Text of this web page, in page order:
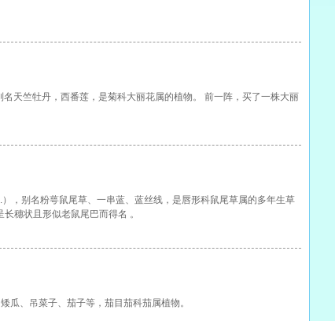
天竺牡丹，西番莲，是菊科大丽花属的植物。 前一阵，买了一株大丽
，别名粉萼鼠尾草、一串蓝、蓝丝线，是唇形科鼠尾草属的多年生草
穗状且形似老鼠尾巴而得名 。
瓜、吊菜子、茄子等，茄目茄科茄属植物。